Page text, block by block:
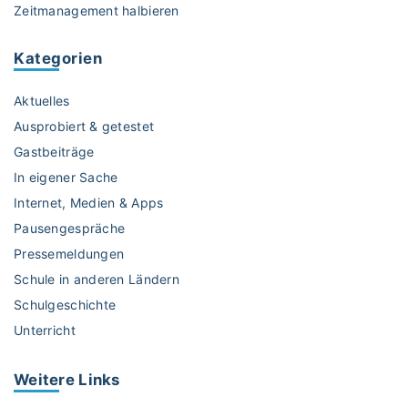
Zeitmanagement halbieren
Kategorien
Aktuelles
Ausprobiert & getestet
Gastbeiträge
In eigener Sache
Internet, Medien & Apps
Pausengespräche
Pressemeldungen
Schule in anderen Ländern
Schulgeschichte
Unterricht
Weitere Links